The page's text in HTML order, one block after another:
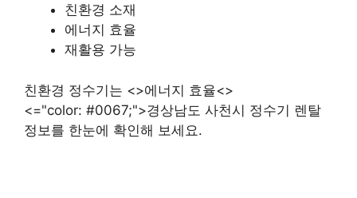
친환경 소재
에너지 효율
재활용 가능
친환경 정수기는 <>에너지 효율<>
<="color: #0067;">경상남도 사천시 정수기 렌탈
정보를 한눈에 확인해 보세요.